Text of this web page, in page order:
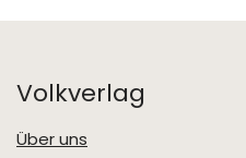
Volkverlag
Über uns